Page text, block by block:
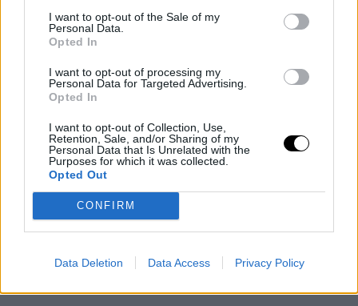
I want to opt-out of the Sale of my
Personal Data.
Opted In
I want to opt-out of processing my
Personal Data for Targeted Advertising.
Opted In
I want to opt-out of Collection, Use,
Retention, Sale, and/or Sharing of my
Personal Data that Is Unrelated with the
Purposes for which it was collected.
Opted Out
CONFIRM
Data Deletion Data Access Privacy Policy
Memphis Grizzlies vs Golden State Warriors: 02:00 hora
española